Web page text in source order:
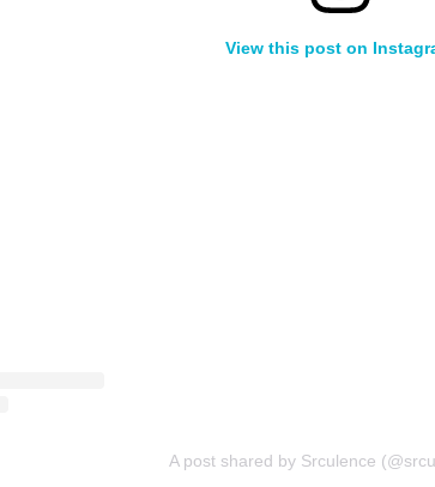
View this post on
A post shared by Srculence